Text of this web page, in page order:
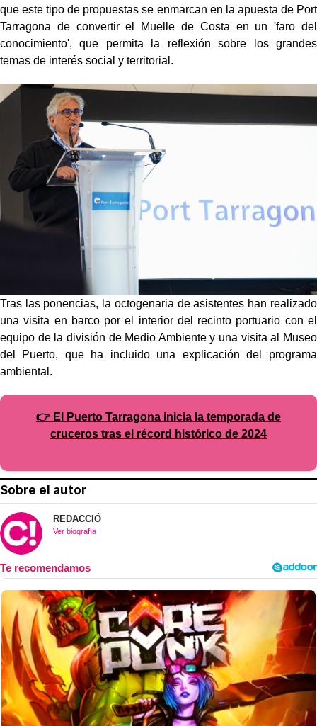
que este tipo de propuestas se enmarcan en la apuesta de Port
Tarragona de convertir el Muelle de Costa en un 'faro del
conocimiento', que permita la reflexión sobre los grandes
temas de interés social y territorial.
Tras las ponencias, la octogenaria de asistentes han realizado
una visita en barco por el interior del recinto portuario con el
equipo de la división de Medio Ambiente y una visita al Museo
del Puerto, que ha incluido una explicación del programa
ambiental.
👉 El Puerto Tarragona inicia la temporada de
cruceros tras el récord histórico de 2024
Sobre el autor
REDACCIÓ
Ver biografía